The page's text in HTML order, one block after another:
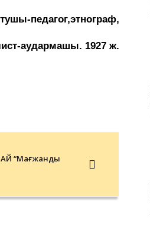
педагог,этнограф,
аудармашы. 1927 ж.
“Мағжанды